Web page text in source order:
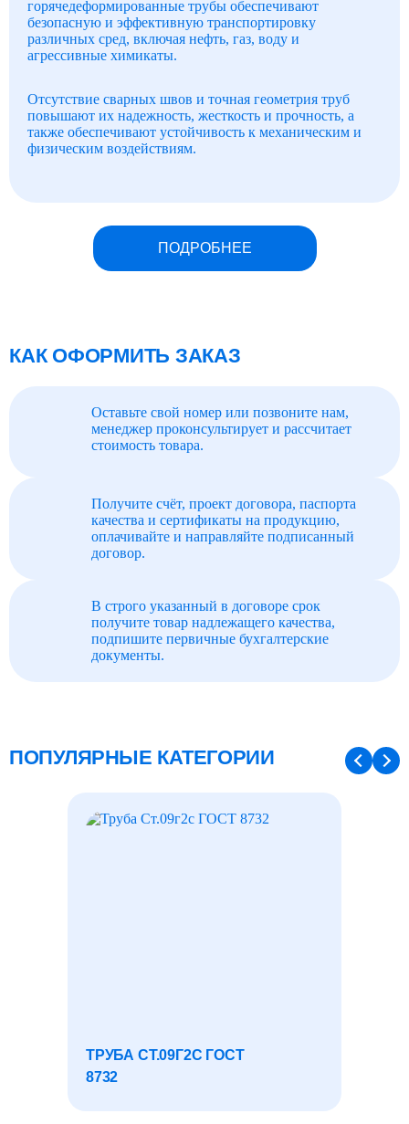
горячедеформированные трубы обеспечивают
безопасную и эффективную транспортировку
различных сред, включая нефть, газ, воду и
агрессивные химикаты.
Отсутствие сварных швов и точная геометрия труб
повышают их надежность, жесткость и прочность, а
также обеспечивают устойчивость к механическим и
физическим воздействиям.
ПОДРОБНЕЕ
КАК ОФОРМИТЬ ЗАКАЗ
Оставьте свой номер или позвоните нам,
менеджер проконсультирует и рассчитает
стоимость товара.
Получите счёт, проект договора, паспорта
качества и сертификаты на продукцию,
оплачивайте и направляйте подписанный
договор.
В строго указанный в договоре срок
получите товар надлежащего качества,
подпишите первичные бухгалтерские
документы.
ПОПУЛЯРНЫЕ КАТЕГОРИИ
ТРУБА СТ.09Г2С ГОСТ
8732